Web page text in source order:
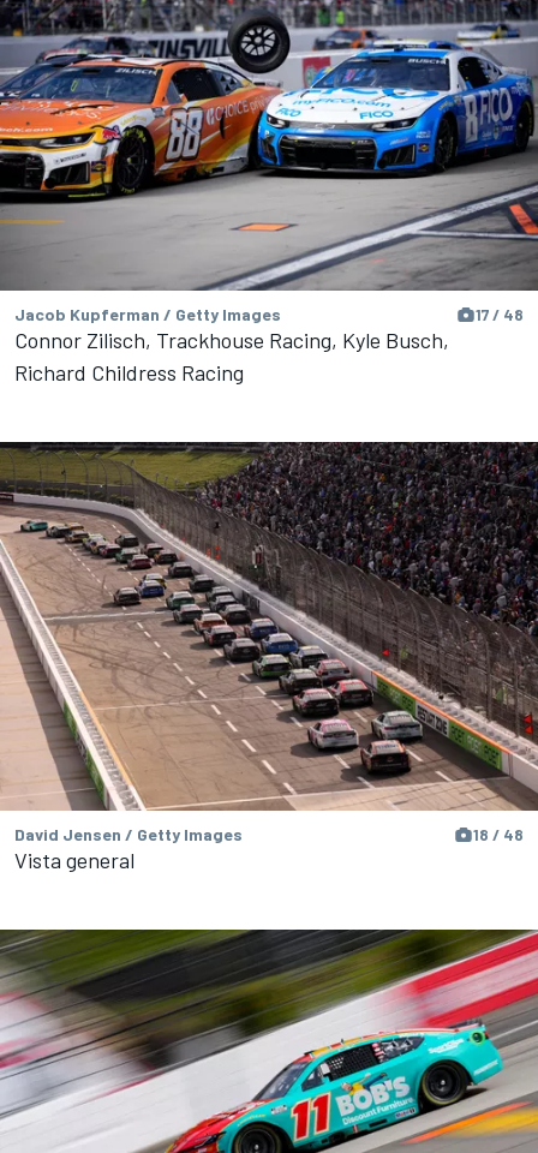
Jacob Kupferman / Getty Images 17 / 48
Connor Zilisch, Trackhouse Racing, Kyle Busch,
Richard Childress Racing
David Jensen / Getty Images 18 / 48
Vista general